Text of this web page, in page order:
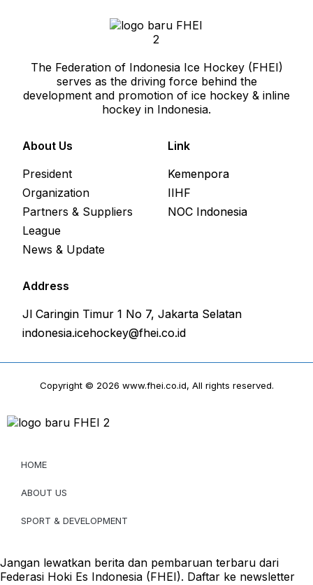
Juara IIHT, Tim Indonesia
Tekuk Singapura
October 22, 2016
The Federation of Indonesia Ice Hockey (FHEI)
serves as the driving force behind the
development and promotion of ice hockey & inline
hockey in Indonesia.
About Us
President
Organization
Partners & Suppliers
League
News & Update
Link
Kemenpora
IIHF
NOC Indonesia
Address
Jl Caringin Timur 1 No 7, Jakarta Selatan
indonesia.icehockey@fhei.co.id
Copyright © 2026 www.fhei.co.id, All rights reserved.
HOME
ABOUT US
SPORT & DEVELOPMENT
Jangan lewatkan berita dan pembaruan terbaru dari
Federasi Hoki Es Indonesia (FHEI). Daftar ke newsletter